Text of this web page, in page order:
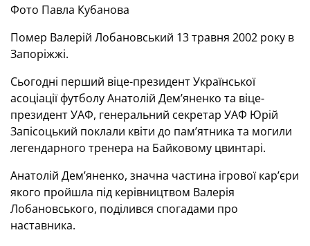
Фото Павла Кубанова
Помер Валерій Лобановський 13 травня 2002 року в
Запоріжжі.
Сьогодні перший віце-президент Української
асоціації футболу Анатолій Дем’яненко та віце-
президент УАФ, генеральний секретар УАФ Юрій
Запісоцький поклали квіти до пам’ятника та могили
легендарного тренера на Байковому цвинтарі.
Анатолій Дем’яненко, значна частина ігрової кар’єри
якого пройшла під керівництвом Валерія
Лобановського, поділився спогадами про
наставника.